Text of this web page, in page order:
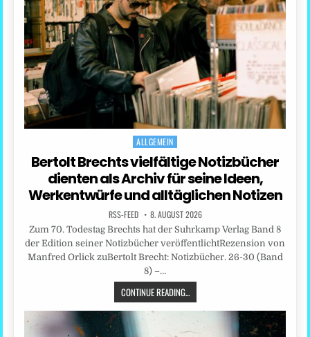
Posted
in
ALLGEMEIN
Bertolt Brechts vielfältige Notizbücher
dienten als Archiv für seine Ideen,
Werkentwürfe und alltäglichen Notizen
RSS-FEED 8. AUGUST 2026
Zum 70. Todestag Brechts hat der Suhrkamp Verlag Band 8
der Edition seiner Notizbücher veröffentlichtRezension von
Manfred Orlick zuBertolt Brecht: Notizbücher. 26-30 (Band
8) –…
CONTINUE READING...